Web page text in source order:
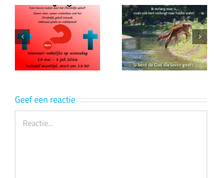
Ik verlang naar
U
>Een gezegend
2026 gewenst!
Geef een reactie